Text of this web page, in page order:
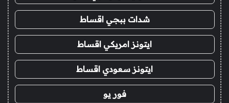
شدات ببجي اقساط
ايتونز امريكي اقساط
ايتونز سعودي اقساط
فور يو